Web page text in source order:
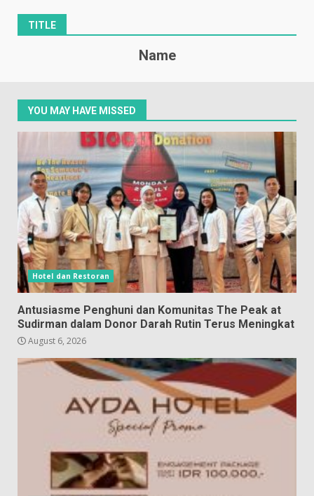
TITLE
Name
YOU MAY HAVE MISSED
Hotel dan Restoran
Antusiasme Penghuni dan Komunitas The Peak at
Sudirman dalam Donor Darah Rutin Terus Meningkat
August 6, 2026